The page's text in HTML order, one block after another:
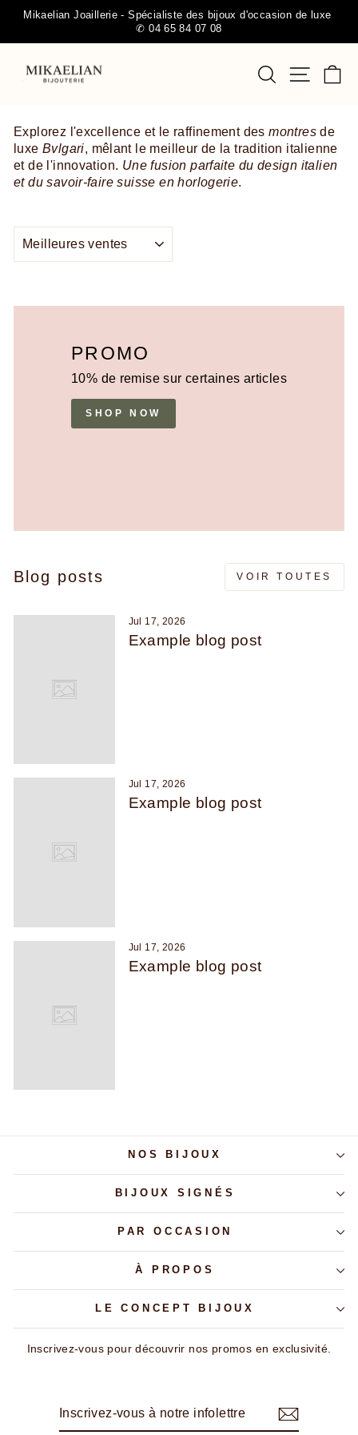
Passer
contenu
Diaporama
Mikaelian Joaillerie - Spécialiste des bijoux d'occasion de luxe
✆ 04 65 84 07 08
Explorez l'excellence et le raffinement desmontresde
luxe Bvlgari, mêlant le meilleur de la tradition italienne
et de l'innovation. Une fusion parfaite du design italien
et du savoir-faire suisse en horlogerie.
PROMO
10% de remise sur certaines articles
SHOP NOW
Blog posts VOIR TOUTES
Jul 17, 2026
Example blog post
Jul 17, 2026
Example blog post
Jul 17, 2026
Example blog post
NOS BIJOUX
BIJOUX SIGNÉS
PAR OCCASION
À PROPOS
LE CONCEPT BIJOUX
Inscrivez-vous pour découvrir nos promos en exclusivité.